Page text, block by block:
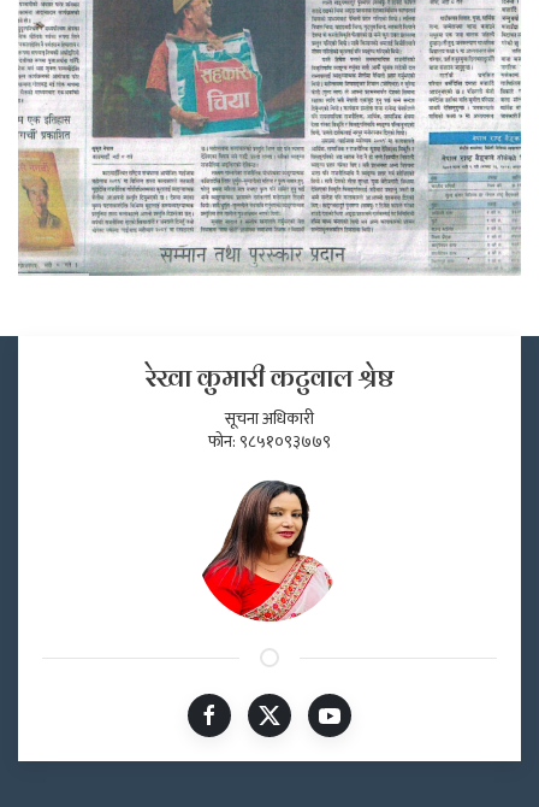
रेखा कुमारी कटुवाल श्रेष्ठ
सूचना अधिकारी
फोन: ९८५१०९३७७९